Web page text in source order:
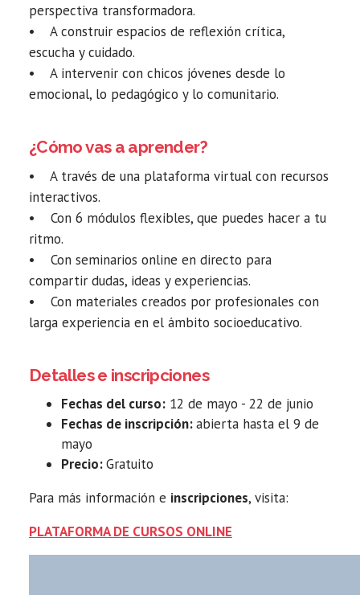
perspectiva transformadora.
• A construir espacios de reflexión crítica,
escucha y cuidado.
• A intervenir con chicos jóvenes desde lo
emocional, lo pedagógico y lo comunitario.
¿Cómo vas a aprender?
• A través de una plataforma virtual con recursos
interactivos.
• Con 6 módulos flexibles, que puedes hacer a tu
ritmo.
• Con seminarios online en directo para
compartir dudas, ideas y experiencias.
• Con materiales creados por profesionales con
larga experiencia en el ámbito socioeducativo.
Detalles e inscripciones
Fechas del curso:12 de mayo - 22 de junio
Fechas de inscripción:abierta hasta el 9 de
mayo
Precio:Gratuito
Para más información e inscripciones, visita:
PLATAFORMA DE CURSOS ONLINE